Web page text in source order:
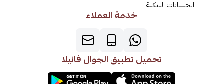
الحسابات البنكية
خدمة العملاء
تحميل تطبيق الجوال فانيلا